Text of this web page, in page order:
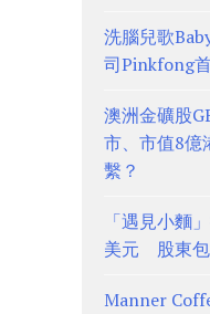
洗腦兒歌
司Pinkfong
澳洲金礦股
市、市值8
繫？
「遇見小麵
美元 股東包
Manner